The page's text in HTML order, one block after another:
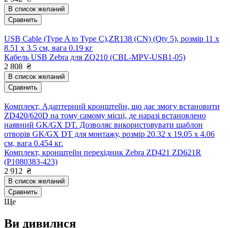
В список желаний
Сравнить
USB Cable (Type A to Type C),ZR138 (CN) (Qty 5), розмір 11 x
8.51 x 3.5 см, вага 0.19 кг
Кабель USB Zebra для ZQ210 (CBL-MPV-USB1-05)
2 808 ₴
В список желаний
Сравнить
Комплект, Адаптерний кронштейн, що дає змогу встановити
ZD420/620D на тому самому місці, де наразі встановлено
наявний GK/GX DT. Дозволяє використовувати шаблон
отворів GK/GX DT для монтажу, розмір 20.32 x 19.05 x 4.06
см, вага 0.454 кг.
Комплект, кронштейн перехідник Zebra ZD421 ZD621R
(P1080383-423)
2 912 ₴
В список желаний
Сравнить
Ще
Ви дивилися